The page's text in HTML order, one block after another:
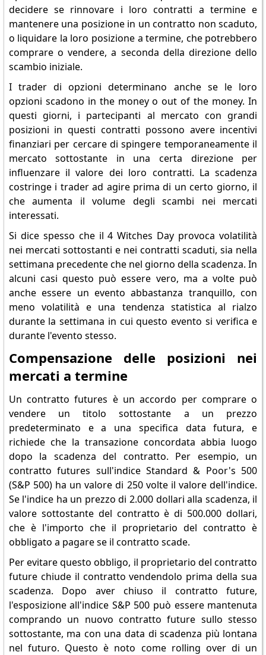
decidere se rinnovare i loro contratti a termine e
mantenere una posizione in un contratto non scaduto,
o liquidare la loro posizione a termine, che potrebbero
comprare o vendere, a seconda della direzione dello
scambio iniziale.
I trader di opzioni determinano anche se le loro
opzioni scadono in the money o out of the money. In
questi giorni, i partecipanti al mercato con grandi
posizioni in questi contratti possono avere incentivi
finanziari per cercare di spingere temporaneamente il
mercato sottostante in una certa direzione per
influenzare il valore dei loro contratti. La scadenza
costringe i trader ad agire prima di un certo giorno, il
che aumenta il volume degli scambi nei mercati
interessati.
Si dice spesso che il 4 Witches Day provoca volatilità
nei mercati sottostanti e nei contratti scaduti, sia nella
settimana precedente che nel giorno della scadenza. In
alcuni casi questo può essere vero, ma a volte può
anche essere un evento abbastanza tranquillo, con
meno volatilità e una tendenza statistica al rialzo
durante la settimana in cui questo evento si verifica e
durante l'evento stesso.
Compensazione delle posizioni nei
mercati a termine
Un contratto futures è un accordo per comprare o
vendere un titolo sottostante a un prezzo
predeterminato e a una specifica data futura, e
richiede che la transazione concordata abbia luogo
dopo la scadenza del contratto. Per esempio, un
contratto futures sull'indice Standard & Poor's 500
(S&P 500) ha un valore di 250 volte il valore dell'indice.
Se l'indice ha un prezzo di 2.000 dollari alla scadenza, il
valore sottostante del contratto è di 500.000 dollari,
che è l'importo che il proprietario del contratto è
obbligato a pagare se il contratto scade.
Per evitare questo obbligo, il proprietario del contratto
future chiude il contratto vendendolo prima della sua
scadenza. Dopo aver chiuso il contratto future,
l'esposizione all'indice S&P 500 può essere mantenuta
comprando un nuovo contratto future sullo stesso
sottostante, ma con una data di scadenza più lontana
nel futuro. Questo è noto come rolling over di un